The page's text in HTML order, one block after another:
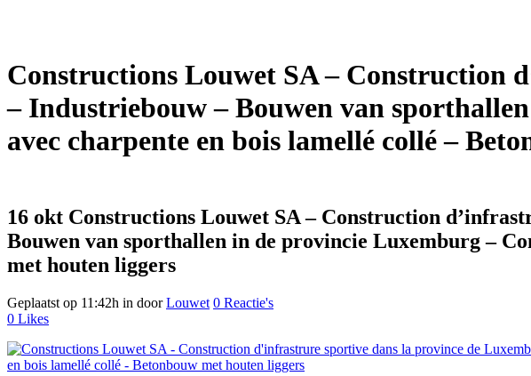
Constructions Louwet SA – Construction
– Industriebouw – Bouwen van
avec charpente en bois lamellé collé –
16 okt Constructions Louwet SA – Construction
Bouwen van sporthallen in de provincie Luxemburg –
met houten liggers
Geplaatst op 11:42h in doorLouwet 0 Reactie's
0 Likes